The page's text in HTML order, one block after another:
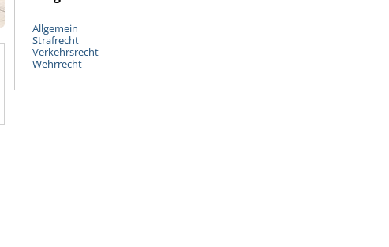
Allgemein
Strafrecht
Verkehrsrecht
Wehrrecht